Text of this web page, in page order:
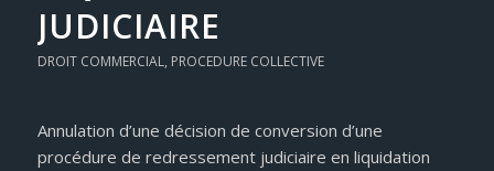
JUDICIAIRE
DROIT COMMERCIAL, PROCEDURE COLLECTIVE
Annulation d’une décision de conversion d’une
procédure de redressement judiciaire en liquidation